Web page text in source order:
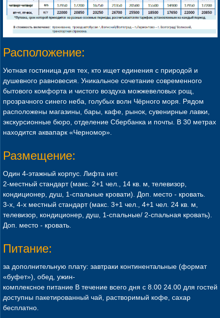
Расположение:
Уютная гостиница для тех, кто ищет единения с природой и
душевного равновесия. Уникальное сочетание современного
бытового комфорта и чистого воздуха можжевеловых рощ,
прозрачного синего неба, голубых волн Чёрного моря. Рядом
расположены магазины, бары, кафе, рынок, сувенирные лавки,
экскурсионные бюро, отделение Сбербанка и почты. В 30 метрах
находится аквапарк «Черномор».
Размещение:
Один 4-этажный корпус. Лифта нет.
2-местный стандарт (макс. 2+1 чел., 14 кв. м, телевизор,
кондиционер, душ, 1-спальные кровати). Доп. место - кровать.
3-х, 4-х местный стандарт (макс. 3+1 чел., 4+1 чел. 24 кв. м,
телевизор, кондиционер, душ, 1-спальные/ 2-спальная кровать).
Доп. место - кровать.
Питание:
за дополнительную плату: завтраки континентальные (формат
«буфет»), обед, ужин-
комплексное питание В течение всего дня с 8.00 24.00 для гостей
доступны пакетированный чай, растворимый кофе, сахар
бесплатно.